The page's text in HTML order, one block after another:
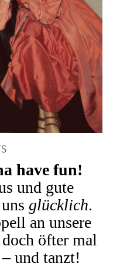
have fun!
und gute
glücklich.
an unsere
öfter mal
und tanzt!